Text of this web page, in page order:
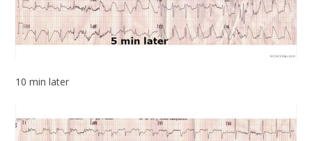
10 min later